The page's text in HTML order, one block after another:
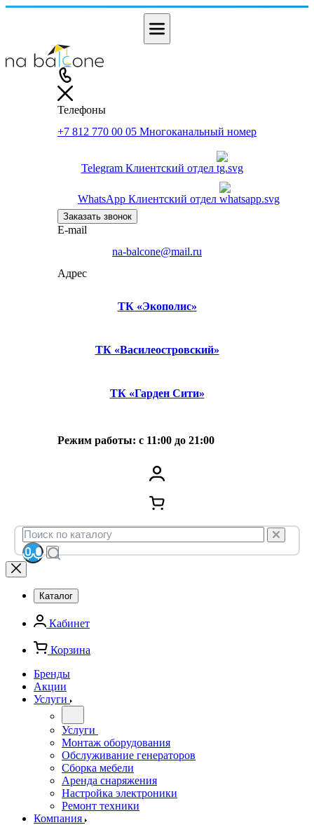
Телефоны
+7 812 770 00 05 Многоканальный номер
Telegram Клиентский отдел
WhatsApp Клиентский отдел
Заказать звонок
E-mail
na-balcone@mail.ru
Адрес
ТК «Экополис»
ТК «Василеостровский»
ТК «Гарден Сити»
Режим работы: с 11:00 до 21:00
Каталог
Кабинет
Корзина
Бренды
Акции
Услуги
Услуги
Монтаж оборудования
Обслуживание генераторов
Сборка мебели
Аренда снаряжения
Настройка электроники
Ремонт техники
Компания